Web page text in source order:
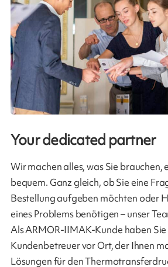
Your dedicated partner
Wir machen alles, was Sie brauchen,
bequem. Ganz gleich, ob Sie eine
Bestellung aufgeben möchten oder
eines Problems benötigen – unser
Als ARMOR-IIMAK-Kunde haben
Kundenbetreuer vor Ort, der Ihnen
Lösungen für den